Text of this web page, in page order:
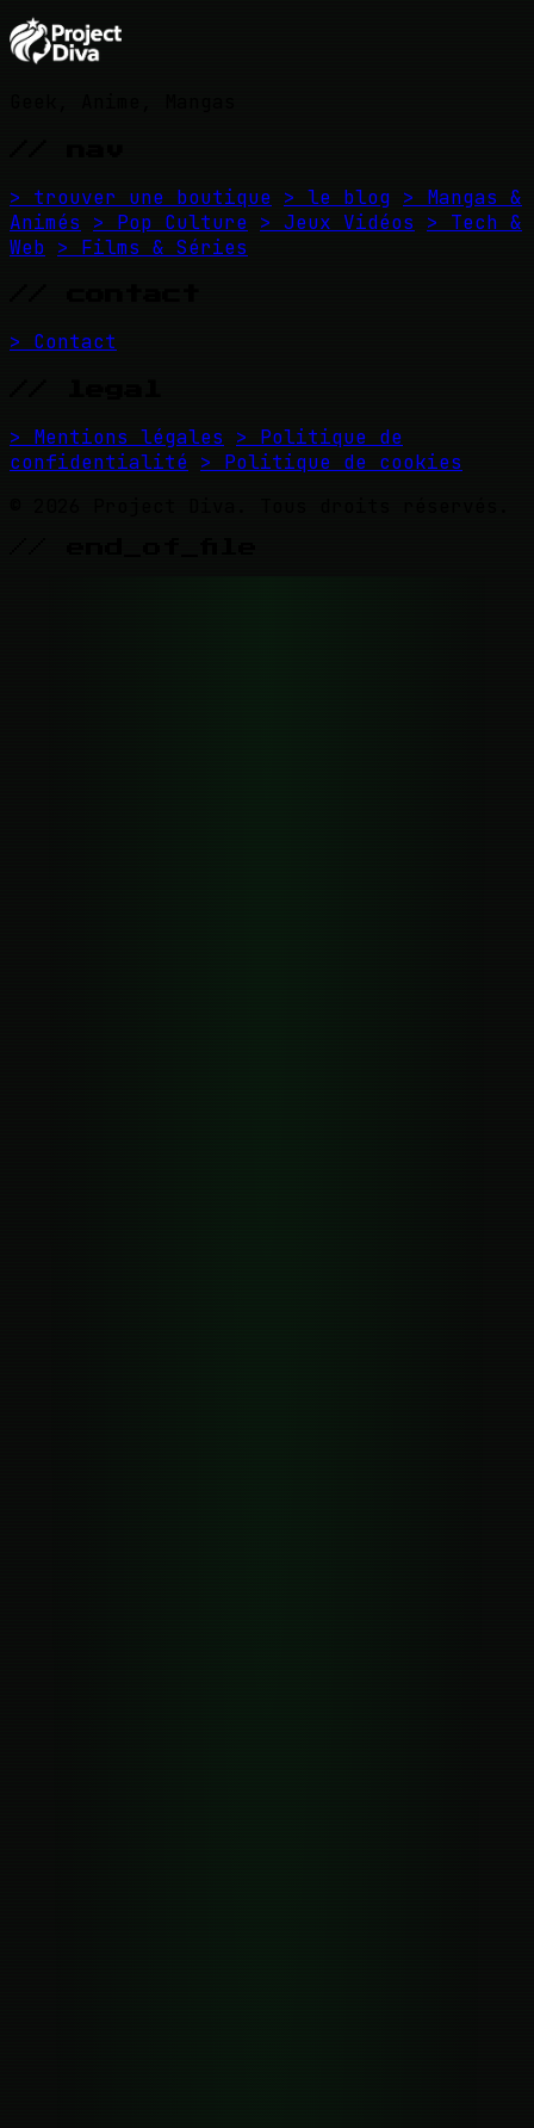
> trouver une boutique > le blog > Mangas &
Animés
> Pop Culture > Jeux Vidéos
> Tech &
Web > Films & Séries
> Contact
> Mentions légales
> Politique de
confidentialité > Politique de cookies